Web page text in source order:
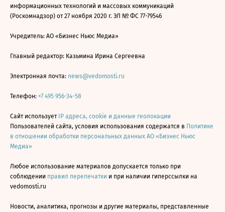
информационных технологий и массовых коммуникаций
(Роскомнадзор) от 27 ноября 2020 г. ЭЛ № ФС 77-79546
Учредитель: АО «Бизнес Ньюс Медиа»
Главный редактор: Казьмина Ирина Сергеевна
Электронная почта: news@vedomosti.ru
Телефон: +7 495 956-34-58
Сайт использует IP адреса, cookie и данные геолокации
Пользователей сайта, условия использования содержатся в Политике
в отношении обработки персональных данных АО «Бизнес Ньюс
Медиа»
Любое использование материалов допускается только при
соблюдении правил перепечатки и при наличии гиперссылки на
vedomosti.ru
Новости, аналитика, прогнозы и другие материалы, представленные